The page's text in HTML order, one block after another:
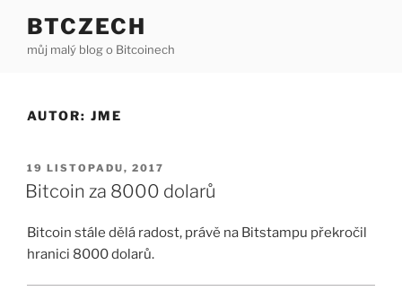
obsahu
BTCZECH
můj malý blog o Bitcoinech
AUTOR: JME
PUBLIKOVÁNO
19 LISTOPADU, 2017
Bitcoin za 8000 dolarů
Bitcoin stále dělá radost, právě na Bitstampu překročil
hranici 8000 dolarů.